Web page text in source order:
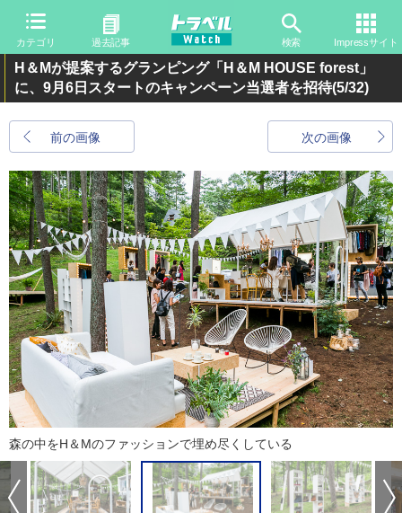
カテゴリ 過去記事 検索 Impressサイト
H＆Mが提案するグランピング「H＆M HOUSE forest」
に、9月6日スタートのキャンペーン当選者を招待(5/32)
前の画像 次の画像
森の中をH＆Mのファッションで埋め尽くしている